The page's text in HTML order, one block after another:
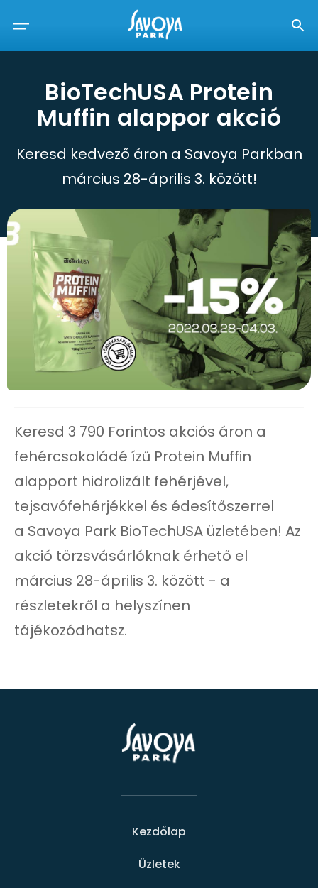
BioTechUSA Protein
Muffin alappor akció
Keresd kedvező áron a Savoya Parkban
március 28-április 3. között!
Keresd 3 790 Forintos akciós áron a
fehércsokoládé ízű Protein Muffin
alapport hidrolizált fehérjével,
tejsavófehérjékkel és édesítőszerrel
a Savoya Park BioTechUSA üzletében! Az
akció törzsvásárlóknak érhető el
március 28-április 3. között - a
részletekről a helyszínen
tájékozódhatsz.
Kezdőlap
Üzletek